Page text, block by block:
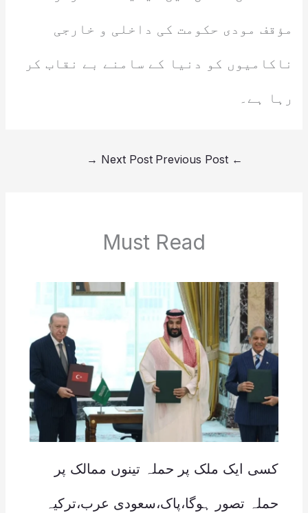
مؤقف مودی حکومت کی داخلی و خارجی
ناکامیوں کو دنیا کے سامنے بے نقاب کر
رہا ہے۔
←
Next Post
→
Must Read
کسی ایک ملک پر حملہ تینوں ممالک پر
حملہ تصور ہوگا،پاک،سعودی عرب،ترکیہ